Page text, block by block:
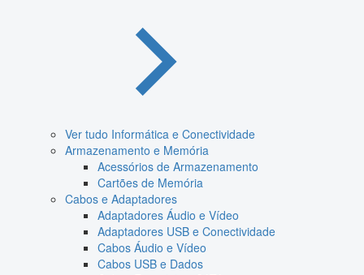
Ver tudo Informática e Conectividade
Armazenamento e Memória
Acessórios de Armazenamento
Cartões de Memória
Cabos e Adaptadores
Adaptadores Áudio e Vídeo
Adaptadores USB e Conectividade
Cabos Áudio e Vídeo
Cabos USB e Dados